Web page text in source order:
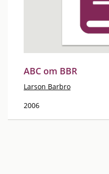
ABC om BBR
Larson Barbro
2006